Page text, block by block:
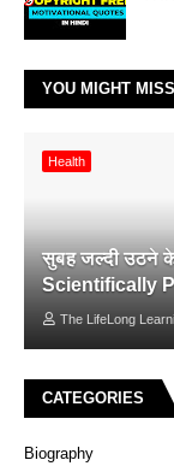
YOU MIGHT
Health
सुबह जल्दी उठने
Scientifically
The LifeLong
CATEGORIES
Biography